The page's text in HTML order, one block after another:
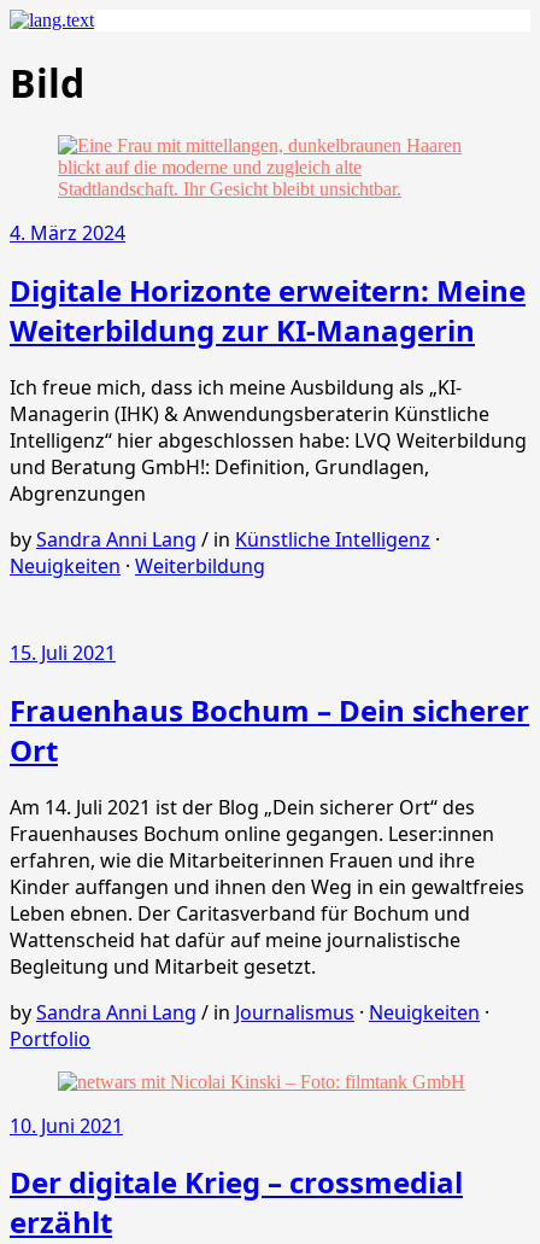
Bild
4. März 2024
Digitale Horizonte erweitern: Meine
Weiterbildung zur KI-Managerin
Ich freue mich, dass ich meine Ausbildung als „KI-
Managerin (IHK) & Anwendungsberaterin Künstliche
Intelligenz“ hier abgeschlossen habe: LVQ Weiterbildung
und Beratung GmbH!: Definition, Grundlagen,
Abgrenzungen
bySandra Anni Lang / in Künstliche Intelligenz ·
Neuigkeiten · Weiterbildung
15. Juli 2021
Frauenhaus Bochum – Dein sicherer
Ort
Am 14. Juli 2021 ist der Blog „Dein sicherer Ort“ des
Frauenhauses Bochum online gegangen. Leser:innen
erfahren, wie die Mitarbeiterinnen Frauen und ihre
Kinder auffangen und ihnen den Weg in ein gewaltfreies
Leben ebnen. Der Caritasverband für Bochum und
Wattenscheid hat dafür auf meine journalistische
Begleitung und Mitarbeit gesetzt.
bySandra Anni Lang / in Journalismus · Neuigkeiten ·
Portfolio
10. Juni 2021
Der digitale Krieg – crossmedial
erzählt